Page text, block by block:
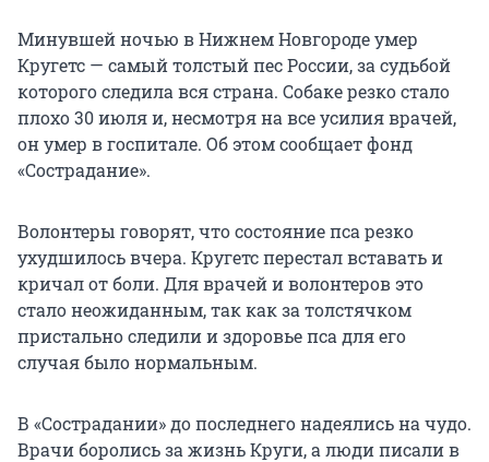
Минувшей ночью в Нижнем Новгороде умер
Кругетс — самый толстый пес России, за судьбой
которого следила вся страна. Собаке резко стало
плохо 30 июля и, несмотря на все усилия врачей,
он умер в госпитале. Об этом сообщает фонд
«Сострадание».
Волонтеры говорят, что состояние пса резко
ухудшилось вчера. Кругетс перестал вставать и
кричал от боли. Для врачей и волонтеров это
стало неожиданным, так как за толстячком
пристально следили и здоровье пса для его
случая было нормальным.
В «Сострадании» до последнего надеялись на чудо.
Врачи боролись за жизнь Круги, а люди писали в